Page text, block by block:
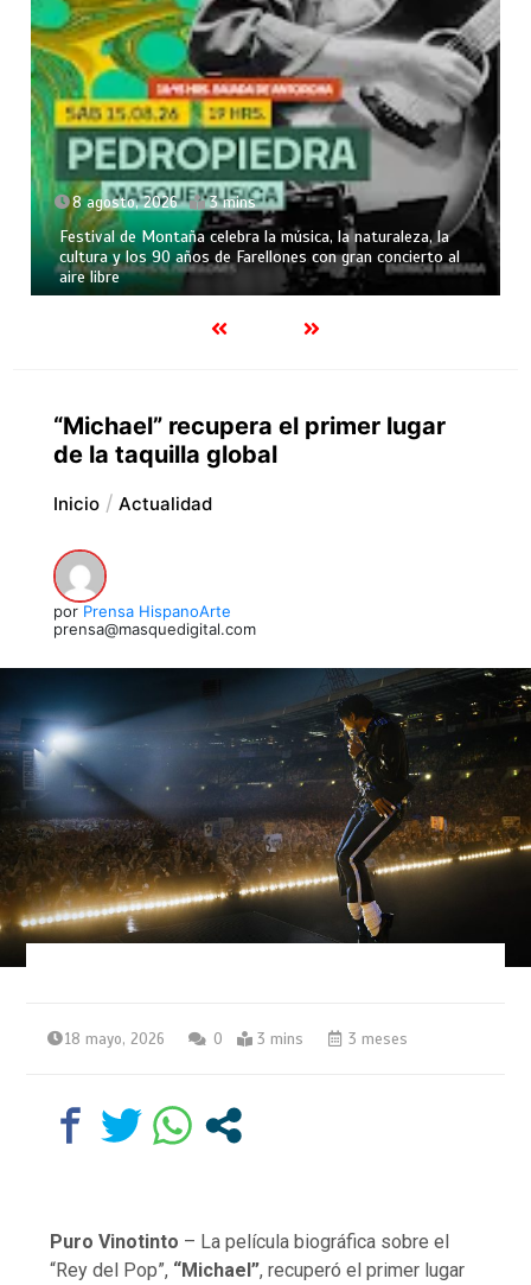
8 agosto, 2026 3 mins
Festival de Montaña celebra la música, la naturaleza, la
cultura y los 90 años de Farellones con gran concierto al
aire libre
“Michael” recupera el primer lugar
de la taquilla global
Inicio Actualidad
por Prensa HispanoArte
prensa@masquedigital.com
18 mayo, 2026 0 3 mins 3 meses
Puro Vinotinto – La película biográfica sobre el
“Rey del Pop”, “Michael”, recuperó el primer lugar